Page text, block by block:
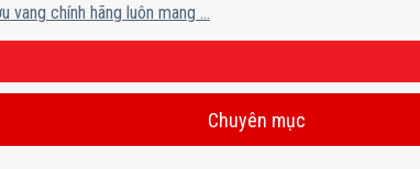
vang chính hãng luôn mang ...
Chuyên mục